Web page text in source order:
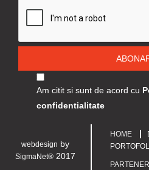
Am citit si sunt de acord cu
confidentialitate
webdesign by
SigmaNet® 2017
HOME
PARTENERI